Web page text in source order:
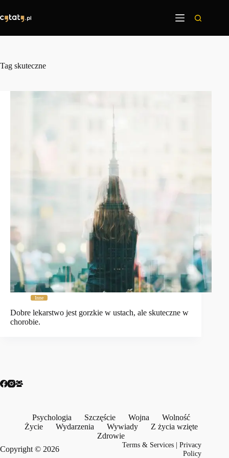
treści
Tag skuteczne
Inne
Dobre lekarstwo jest gorzkie w ustach, ale skuteczne w
chorobie.
Psychologia Szczęście Wojna
Wolność
Życie
Wydarzenia Wywiady
Z życia wzięte
Zdrowie
Copyright © 2026
Terms & Services |Privacy
Policy